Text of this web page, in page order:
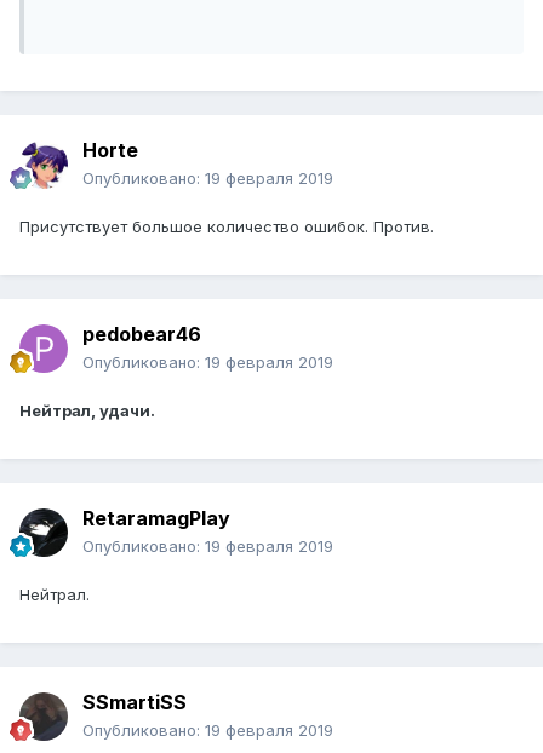
Horte
Опубликовано: 19 февраля 2019
Присутствует большое количество ошибок. Против.
pedobear46
Опубликовано: 19 февраля 2019
Нейтрал, удачи.
RetaramagPlay
Опубликовано: 19 февраля 2019
Нейтрал.
SSmartiSS
Опубликовано: 19 февраля 2019